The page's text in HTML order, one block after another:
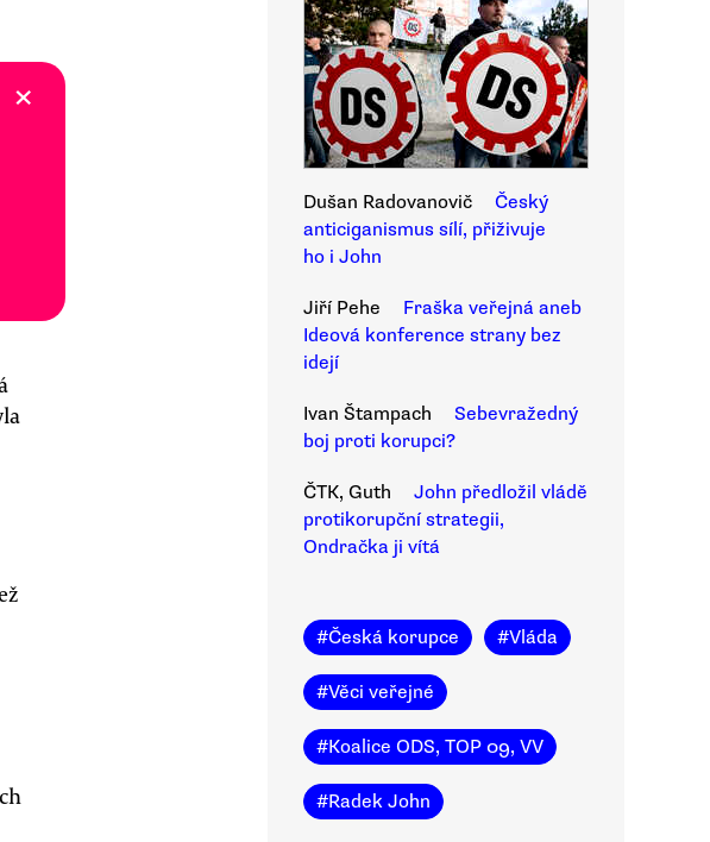
×
Dušan Radovanovič
Český
anticiganismus sílí, přiživuje
ho i John
Jiří Pehe
Fraška veřejná aneb
Ideová konference strany bez
idejí
Ivan Štampach
Sebevražedný
boj proti korupci?
ČTK, Guth
John předložil vládě
protikorupční strategii,
Ondračka ji vítá
#Česká korupce #Vláda
#Věci veřejné
#Koalice ODS, TOP 09, VV
#Radek John